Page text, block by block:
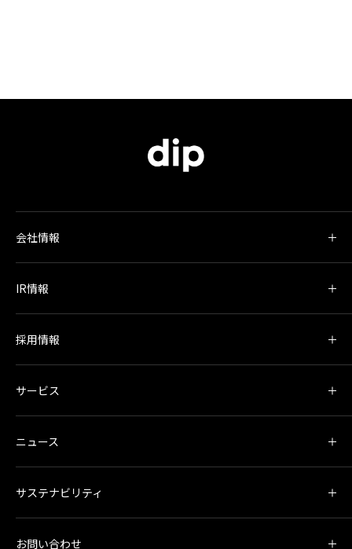
会社情報
IR情報
採用情報
サービス
ニュース
サステナビリティ
お問い合わせ